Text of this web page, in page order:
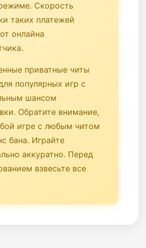
Скорость
таких платежей
онлайна
приватные читы
популярных игр с
шансом
Обратите внимание,
игре с любым читом
бана. Играйте
аккуратно. Перед
взвесьте все